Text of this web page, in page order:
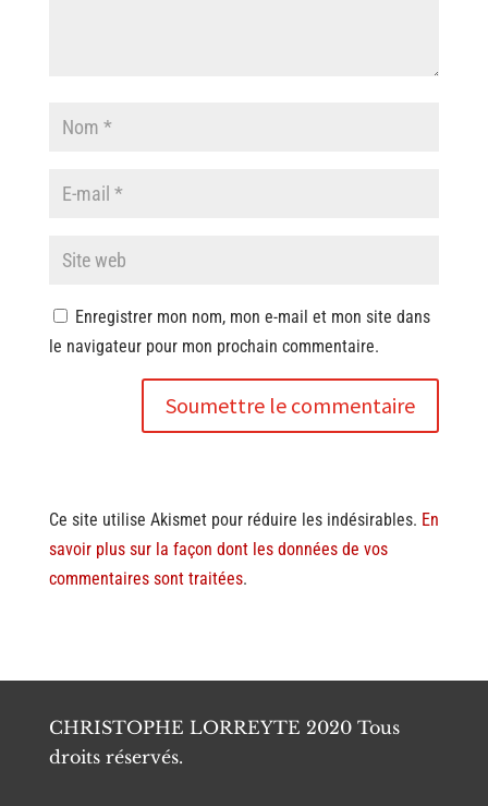
Enregistrer mon nom, mon e-mail et mon site dans
le navigateur pour mon prochain commentaire.
Soumettre le commentaire
Ce site utilise Akismet pour réduire les indésirables. En
savoir plus sur la façon dont les données de vos
commentaires sont traitées.
CHRISTOPHE LORREYTE 2020 Tous
droits réservés.